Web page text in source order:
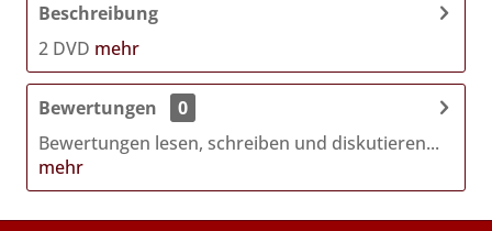
Beschreibung
2 DVD mehr
Bewertungen
0
Bewertungen lesen, schreiben und diskutieren...
mehr